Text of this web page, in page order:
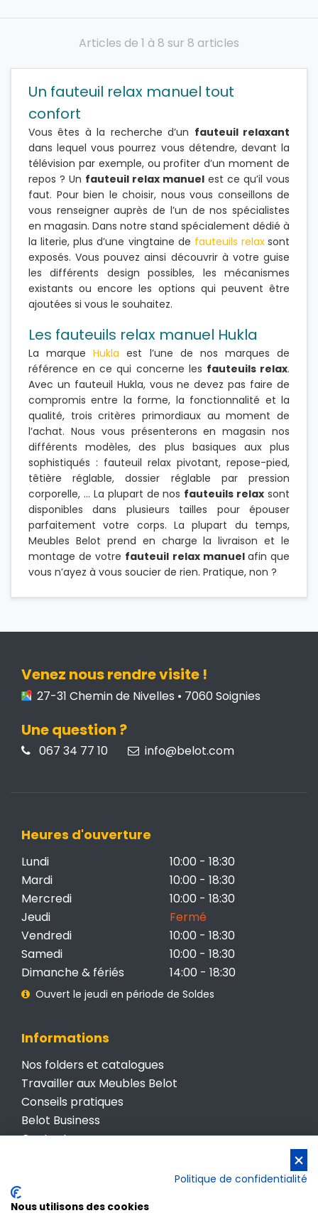
Articles de 1 à 8 sur 8 articles
Un fauteuil relax manuel tout
confort
Vous êtes à la recherche d’un fauteuil relaxant
dans lequel vous pourrez vous détendre, devant la
télévision par exemple, ou profiter d’un moment de
repos ? Un fauteuil relax manuel est ce qu’il vous
faut. Pour bien le choisir, nous vous conseillons de
vous renseigner auprès de l’un de nos spécialistes
en magasin. Dans notre stand spécialement dédié à
la literie, plus d’une vingtaine de fauteuils relax sont
exposés. Vous pouvez ainsi découvrir à votre guise
les différents design possibles, les mécanismes
existants ou encore les options qui peuvent être
ajoutées si vous le souhaitez.
Les fauteuils relax manuel Hukla
La marqueHukla est l’une de nos marques de
référence en ce qui concerne les fauteuils relax.
Avec un fauteuil Hukla, vous ne devez pas faire de
compromis entre la forme, la fonctionnalité et la
qualité, trois critères primordiaux au moment de
l’achat. Nous vous présenterons en magasin nos
différents modèles, des plus basiques aux plus
sophistiqués : fauteuil relax pivotant, repose-pied,
têtière réglable, dossier réglable par pression
corporelle, … La plupart de nos fauteuils relax sont
disponibles dans plusieurs tailles pour épouser
parfaitement votre corps. La plupart du temps,
Meubles Belot prend en charge la livraison et le
montage de votre fauteuil relax manuel afin que
vous n’ayez à vous soucier de rien. Pratique, non ?
Venez nous rendre visite !
27-31 Chemin de Nivelles • 7060 Soignies
Une question ?
067 34 77 10 info@belot.com
Heures d'ouverture
Lundi
10:00 - 18:30
Mardi
10:00 - 18:30
Mercredi
10:00 - 18:30
Jeudi
Fermé
Vendredi
10:00 - 18:30
Samedi
10:00 - 18:30
Dimanche & fériés
14:00 - 18:30
Ouvert le jeudi en période de Soldes
Informations
Nos folders et catalogues
Travailler aux Meubles Belot
Conseils pratiques
Belot Business
Contactez-nous
Politique de confidentialité
Nous utilisons des cookies